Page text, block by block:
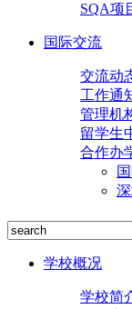
SQA项
国际交流
交流动
工作通
管理机
留学生
合作办
学校概况
学校简